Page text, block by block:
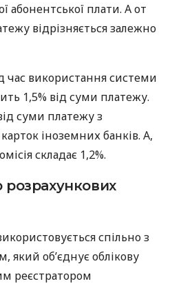
абонентської плати. А от
відрізняється залежно
час використання системи
1,5% від суми платежу.
суми платежу з
іноземних банків. А,
складає 1,2%.
спільно з
який об’єднує облікову
реєстратором